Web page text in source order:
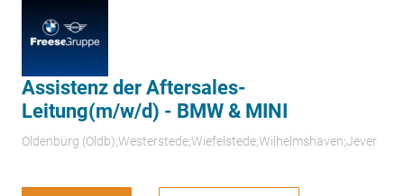
Assistenz der Aftersales-
Leitung(m/w/d) - BMW & MINI
Oldenburg (Oldb);Westerstede;Wiefelstede;Wilhelmshaven;Jever